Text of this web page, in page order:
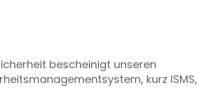
bescheinigt unseren
kurz ISMS,